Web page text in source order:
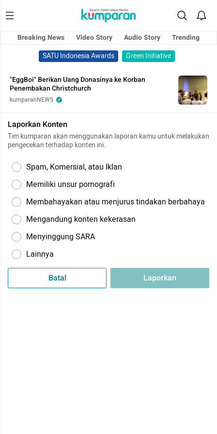
Breaking News Video Story Audio Story
Trending
SATU Indonesia Awards
Green Initiative
"EggBoi" Berikan Uang Donasinya ke Korban
Penembakan Christchurch
kumparanNEWS
Laporkan Konten
Tim kumparan akan menggunakan laporan kamu untuk melakukan
pengecekan terhadap konten ini.
Spam, Komersial, atau Iklan
Memiliki unsur pornografi
Membahayakan atau menjurus tindakan berbahaya
Mengandung konten kekerasan
Menyinggung SARA
Lainnya
Batal Laporkan